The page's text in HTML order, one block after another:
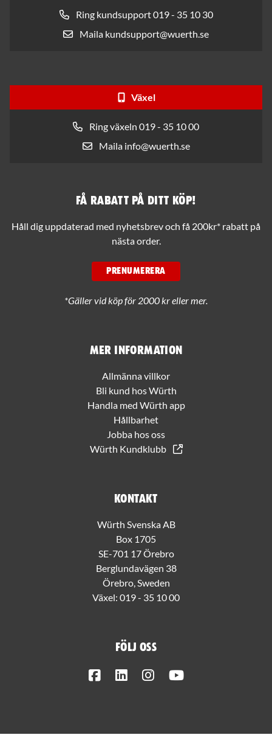
Ring kundsupport 019 - 35 10 30
Maila kundsupport@wuerth.se
Växel
Ring växeln 019 - 35 10 00
Maila info@wuerth.se
Mer information
Allmänna villkor
Bli kund hos Würth
Handla med Würth app
Hållbarhet
Jobba hos oss
Würth Kundklubb
Kontakt
Würth Svenska AB
Box 1705
SE-701 17 Örebro
Berglundavägen 38
Örebro, Sweden
Växel: 019 - 35 10 00
Följ oss
FacebookLinkedInInstagram
Få rabatt på ditt köp!
Håll dig uppdaterad med nyhetsbrev och få 200kr* rabatt på
nästa order.
PRENUMERERA
*Gäller vid köp för 2000 kr eller mer.